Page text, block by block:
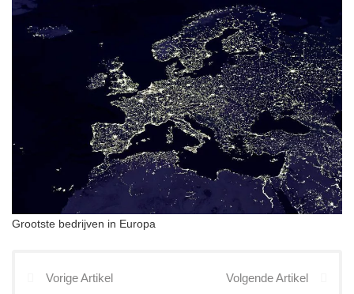
Grootste bedrijven in Europa
Vorige Artikel Volgende Artikel